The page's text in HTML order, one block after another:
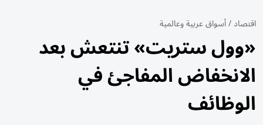
اقتصاد/أسواق عربية وعالمية
«وول ستريت» تنتعش بعد
الانخفاض المفاجئ في
الوظائف